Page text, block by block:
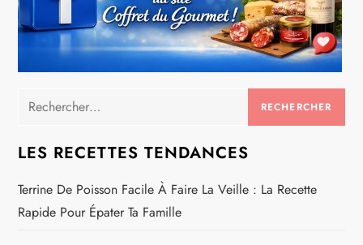
Rechercher :
LES RECETTES TENDANCES
Terrine De Poisson Facile À Faire La Veille : La Recette
Rapide Pour Épater Ta Famille